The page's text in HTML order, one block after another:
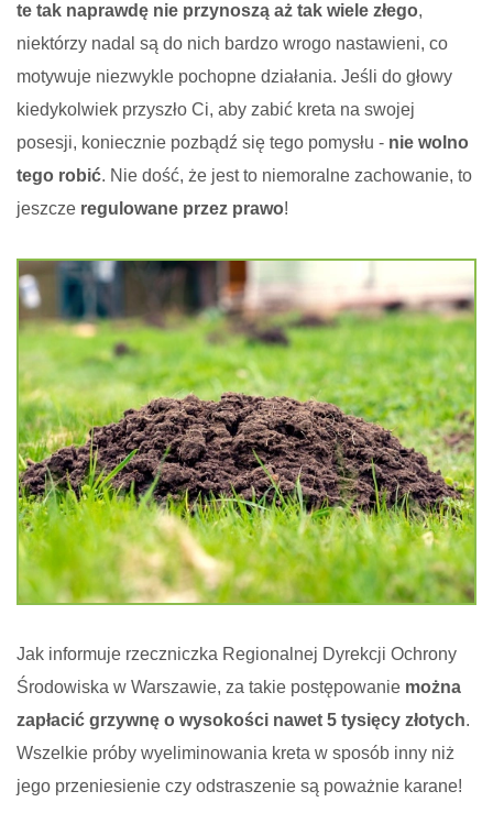
te tak naprawdę nie przynoszą aż tak wiele złego,
niektórzy nadal są do nich bardzo wrogo nastawieni, co
motywuje niezwykle pochopne działania. Jeśli do głowy
kiedykolwiek przyszło Ci, aby zabić kreta na swojej
posesji, koniecznie pozbądź się tego pomysłu - nie wolno
tego robić. Nie dość, że jest to niemoralne zachowanie, to
jeszcze regulowane przez prawo!
Jak informuje rzeczniczka Regionalnej Dyrekcji Ochrony
Środowiska w Warszawie, za takie postępowanie można
zapłacić grzywnę o wysokości nawet 5 tysięcy złotych.
Wszelkie próby wyeliminowania kreta w sposób inny niż
jego przeniesienie czy odstraszenie są poważnie karane!